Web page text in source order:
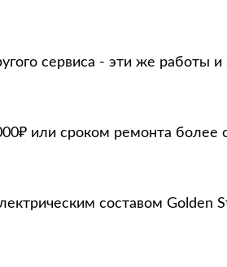
сервиса - эти же работы
или сроком ремонта более
составом Golden